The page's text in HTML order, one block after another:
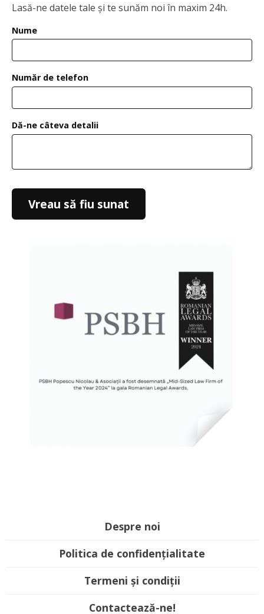
Lasă-ne datele tale și te sunăm noi în maxim 24h.
Nume
Număr de telefon
Dă-ne câteva detalii
Despre noi
Politica de confidențialitate
Termeni și condiții
Contactează-ne!